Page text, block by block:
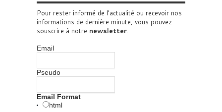
Pour rester informé de l'actualité ou recevoir nos
informations de dernière minute, vous pouvez
souscrire à notre newsletter.
Email
Pseudo
Email Format
html